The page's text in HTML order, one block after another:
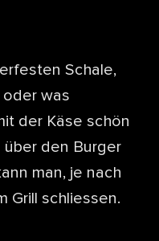
Schale,
oder was
der Käse schön
über den Burger
man, je nach
Grill schliessen.